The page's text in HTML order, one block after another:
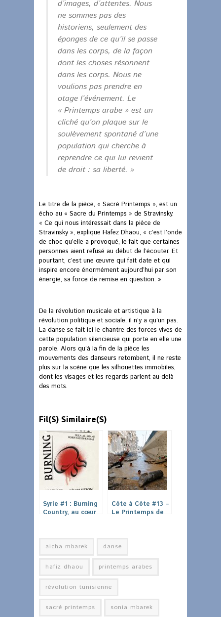
d’images, d’attentes. Nous
ne sommes pas des
historiens, seulement des
éponges de ce qu’il se passe
dans les corps, de la façon
dont les choses résonnent
dans les corps. Nous ne
voulions pas prendre en
otage l’événement. Le
« Printemps arabe » est un
cliché qu’on plaque sur le
soulèvement spontané d’une
population qui cherche à
reprendre ce qui lui revient
de droit : sa liberté. »
Le titre de la pièce, « Sacré Printemps », est un
écho au « Sacre du Printemps » de Stravinsky.
« Ce qui nous intéressait dans la pièce de
Stravinsky », explique Hafez Dhaou, « c’est l’onde
de choc qu’elle a provoqué, le fait que certaines
personnes aient refusé au début de l’écouter. Et
pourtant, c’est une œuvre qui fait date et qui
inspire encore énormément aujourd’hui par son
énergie, sa force de remise en question. »
De la révolution musicale et artistique à la
révolution politique et sociale, il n’y a qu’un pas.
La danse se fait ici le chantre des forces vives de
cette population silencieuse qui porte en elle une
parole. Alors qu’à la fin de la pièce les
mouvements des danseurs retombent, il ne reste
plus sur la scène que les silhouettes immobiles,
dont les visages et les regards parlent au-delà
des mots.
Fil(s) Similaire(s)
Syrie #1 : Burning
Country, au cœur
Côte à Côte #13 –
Le Printemps de
aicha mbarek danse
hafiz dhaou printemps arabes
révolution tunisienne
sacré printemps sonia mbarek